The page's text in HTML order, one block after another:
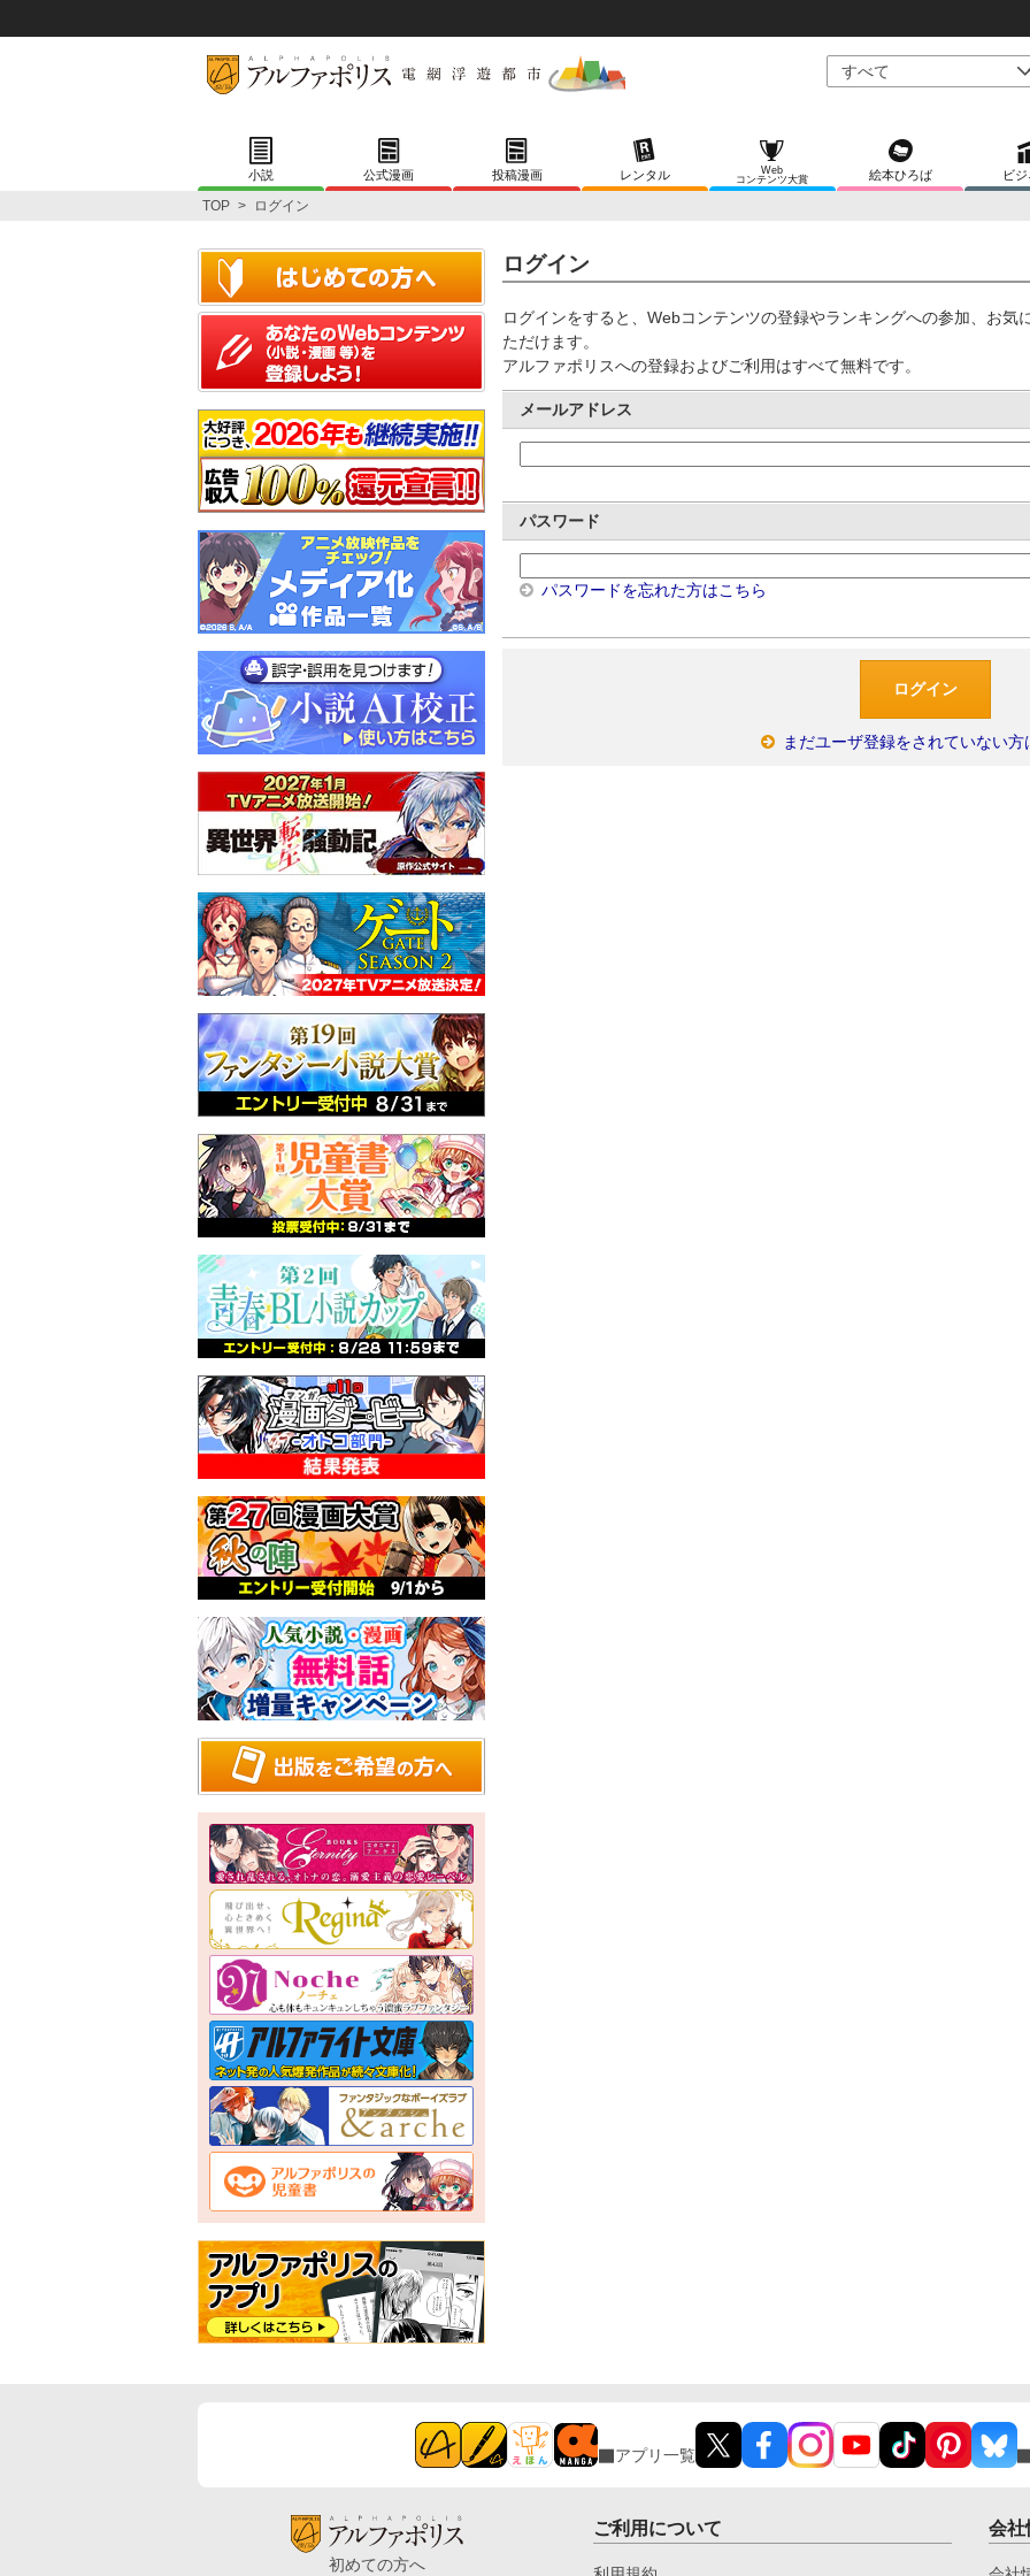
小説 公式漫画 投稿漫画 レンタル
Web
コンテンツ大賞
絵本ひろば ビ
TOP > ログイン
ログイン
ログインをすると、Webコンテンツの登録やランキングへの参加、お気
ただけます。
アルファポリスへの登録およびご利用はすべて無料です。
メールアドレス
パスワード
パスワードを忘れた方はこちら
まだユーザ登録をされていない方
アプリ一覧
初めての方へ
ご利用について 会社